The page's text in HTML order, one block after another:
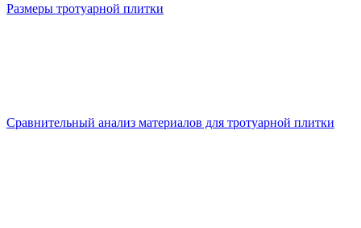
Размеры тротуарной плитки
Сравнительный анализ материалов для тротуарной плитки